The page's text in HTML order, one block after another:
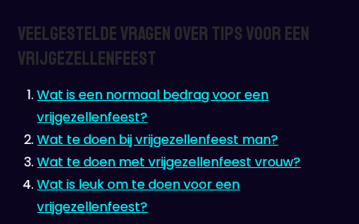
Veelgestelde Vragen over Tips voor een
Vrijgezellenfeest
Wat is een normaal bedrag voor een
vrijgezellenfeest?
Wat te doen bij vrijgezellenfeest man?
Wat te doen met vrijgezellenfeest vrouw?
Wat is leuk om te doen voor een
vrijgezellenfeest?